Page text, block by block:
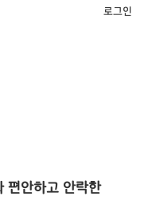
로그인
편안하고 안락한